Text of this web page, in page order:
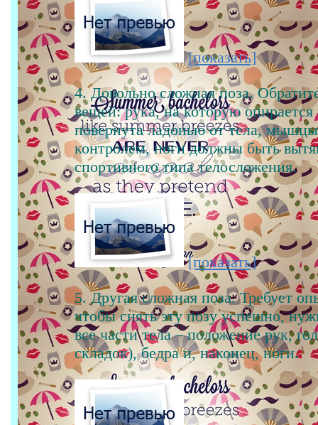
[показать]
4. Довольно сложная поза.
вещей: рука, на которую
повернута ладонью от тела,
контролем, ноги должны быть
спортивного типа телосложения.
[показать]
5. Другая сложная поза. Требует
чтобы снять эту позу успешно,
все части тела – положение рук,
складок), бедра и, наконец, ноги.